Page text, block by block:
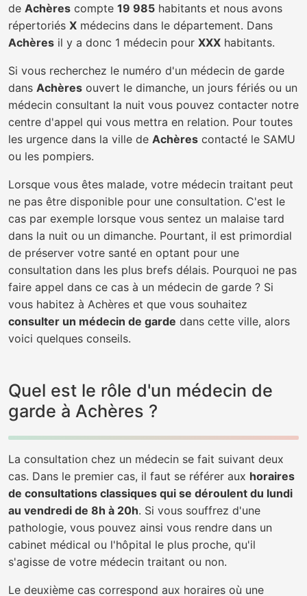
de Achères compte 19 985 habitants et nous avons
répertoriés X médecins dans le département. Dans
Achères il y a donc 1 médecin pour XXX habitants.
Si vous recherchez le numéro d'un médecin de garde
dans Achères ouvert le dimanche, un jours fériés ou un
médecin consultant la nuit vous pouvez contacter notre
centre d'appel qui vous mettra en relation. Pour toutes
les urgence dans la ville de Achères contacté le SAMU
ou les pompiers.
Lorsque vous êtes malade, votre médecin traitant peut
ne pas être disponible pour une consultation. C'est le
cas par exemple lorsque vous sentez un malaise tard
dans la nuit ou un dimanche. Pourtant, il est primordial
de préserver votre santé en optant pour une
consultation dans les plus brefs délais. Pourquoi ne pas
faire appel dans ce cas à un médecin de garde ? Si
vous habitez à Achères et que vous souhaitez
consulter un médecin de garde dans cette ville, alors
voici quelques conseils.
Quel est le rôle d'un médecin de
garde à Achères ?
La consultation chez un médecin se fait suivant deux
cas. Dans le premier cas, il faut se référer aux horaires
de consultations classiques qui se déroulent du lundi
au vendredi de 8h à 20h. Si vous souffrez d'une
pathologie, vous pouvez ainsi vous rendre dans un
cabinet médical ou l'hôpital le plus proche, qu'il
s'agisse de votre médecin traitant ou non.
Le deuxième cas correspond aux horaires où une